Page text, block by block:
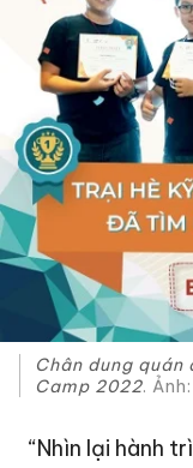
Chân dung quán
Camp 2022. Ảnh:
“Nhìn lại hành